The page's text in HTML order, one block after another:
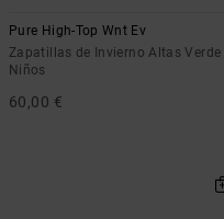
Pure High-Top Wnt Ev
Zapatillas de Invierno Altas Verde
Niños
60,00 €